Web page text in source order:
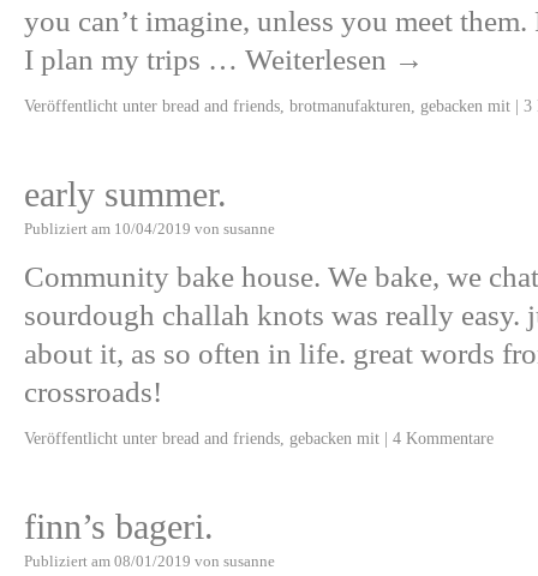
you can’t imagine, unless you meet
I plan my trips … Weiterlesen →
Veröffentlicht unter bread and friends brotmanufakturen gebacken mit | 3
early summer.
Publiziert am 10/04/2019 von susanne
Community bake house. We bake, we
sourdough challah knots was really
about it, as so often in life. great words
crossroads!
Veröffentlicht unter bread and friends gebacken mit | 4 Kommentare
finn’s bageri.
Publiziert am 08/01/2019 von susanne